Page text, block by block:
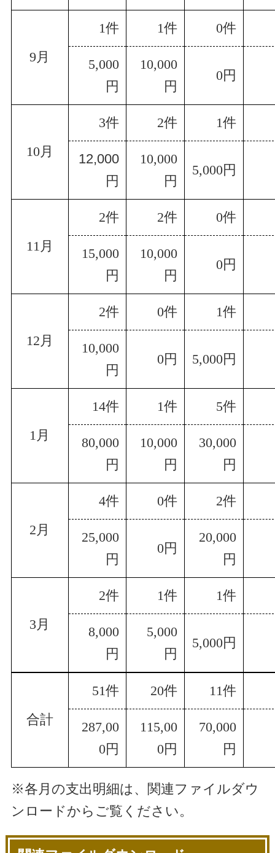
9月
1件 1件 0件
5,000
円
10,000
円
0円
10月
3件 2件 1件
12,000
円
10,000
円
5,000円
11月
2件 2件 0件
15,000
円
10,000
円
0円
12月
2件 0件 1件
10,000
円
0円 5,000円
1月
14件 1件 5件
80,000
円
10,000
円
30,000
円
2月
4件 0件 2件
25,000
円
0円
20,000
円
3月
2件 1件 1件
8,000
円
5,000
円
5,000円
合計
51件 20件 11件
287,00
0円
115,00
0円
70,000
円
※各月の支出明細は、関連ファイルダウ
ンロードからご覧ください。